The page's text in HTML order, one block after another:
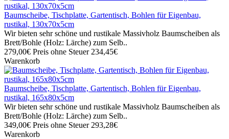
Baumscheibe, Tischplatte, Gartentisch, Bohlen für Eigenbau,
rustikal, 130x70x5cm
Wir bieten sehr schöne und rustikale Massivholz Baumscheiben als
Brett/Bohle (Holz: Lärche) zum Selb..
279,00€ Preis ohne Steuer 234,45€
Warenkorb
Baumscheibe, Tischplatte, Gartentisch, Bohlen für Eigenbau,
rustikal, 165x80x5cm
Wir bieten sehr schöne und rustikale Massivholz Baumscheiben als
Brett/Bohle (Holz: Lärche) zum Selb..
349,00€ Preis ohne Steuer 293,28€
Warenkorb